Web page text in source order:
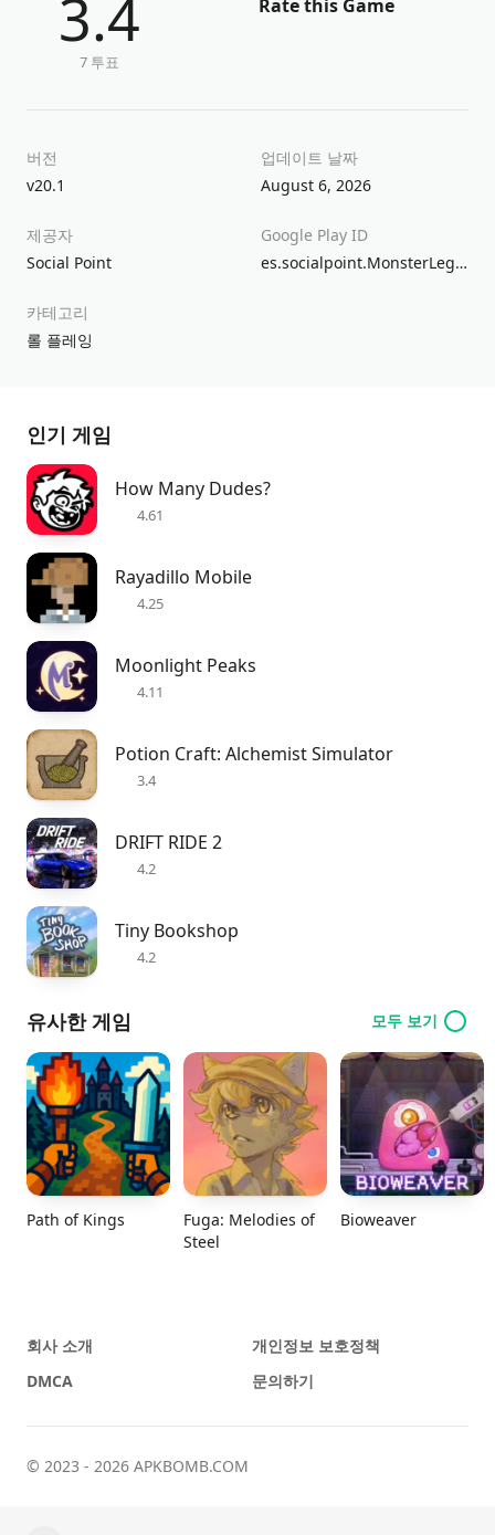
3.4
7 투표
Rate this Game
버전
v20.1
업데이트 날짜
August 6, 2026
제공자
Social Point
Google Play ID
es.socialpoint.MonsterLegends
카테고리
롤 플레잉
인기 게임
How Many Dudes?
4.61
Rayadillo Mobile
4.25
Moonlight Peaks
4.11
Potion Craft: Alchemist Simulator
3.4
DRIFT RIDE 2
4.2
Tiny Bookshop
4.2
유사한 게임 모두 보기
Path of Kings
Fuga: Melodies of
Steel
Bioweaver
회사 소개
개인정보 보호정책
DMCA
문의하기
© 2023 - 2026 APKBOMB.COM